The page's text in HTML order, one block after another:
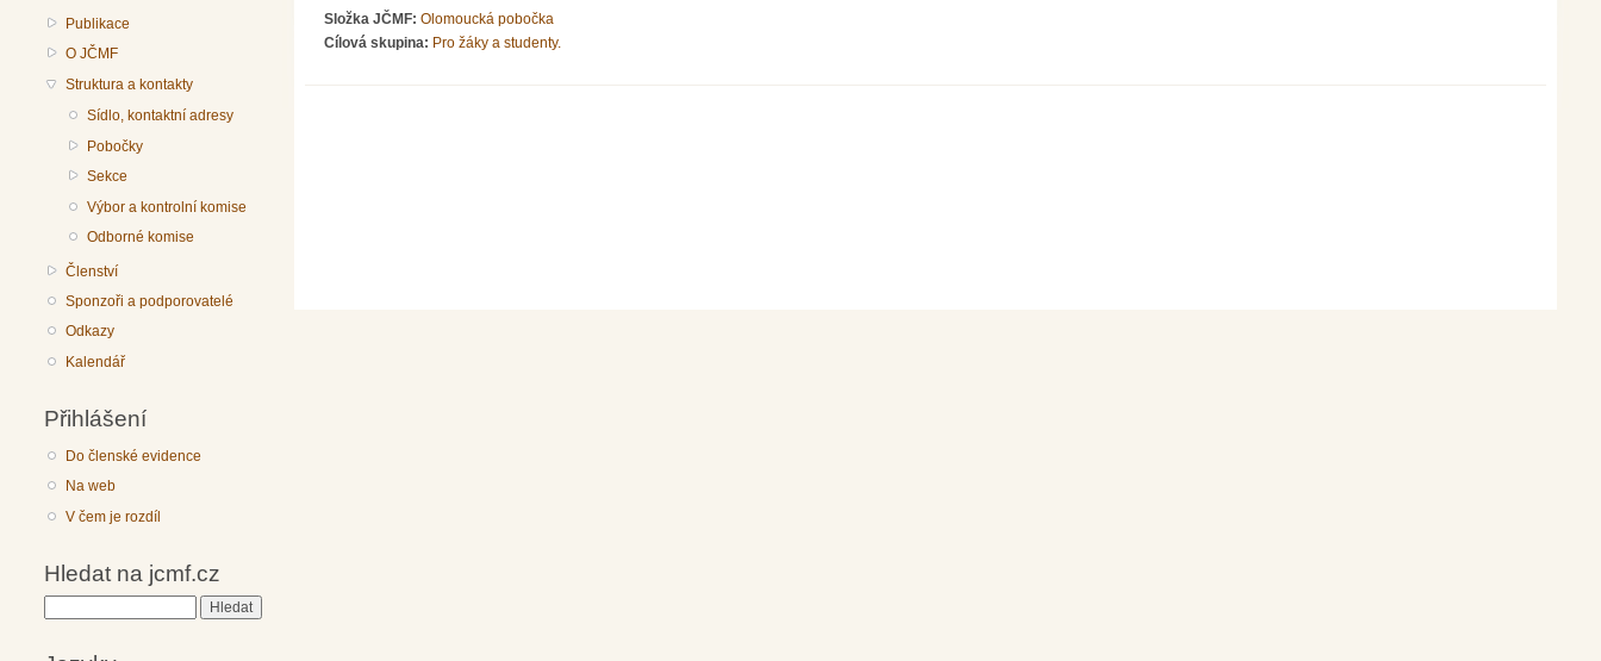
Publikace
O JČMF
Struktura a kontakty
Sídlo, kontaktní adresy
Pobočky
Sekce
Výbor a kontrolní komise
Odborné komise
Členství
Sponzoři a podporovatelé
Odkazy
Kalendář
Přihlášení
Do členské evidence
Na web
V čem je rozdíl
Hledat na jcmf.cz
Složka JČMF: Olomoucká pobočka
Cílová skupina: Pro žáky a studenty.